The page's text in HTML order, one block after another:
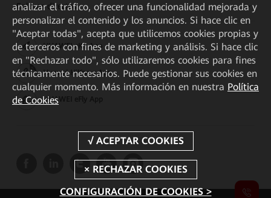
Enlaces directos
HUAWEI eKit App
Huawei HiKnow App
HUAWEI eFly App
analizar el tráfico, ofrecer una funcionalidad mejorada y
personalizar el contenido y los anuncios. Si hace clic en
"Aceptar todas", acepta que utilicemos cookies propias y
de terceros con fines de marketing y análisis. Si hace clic
en "Rechazar todo", sólo utilizaremos cookies para fines
técnicamente necesarios. Puede gestionar sus cookies en
cualquier momento. Más información en nuestra Política
de Cookies
CONFIGURACIÓN DE COOKIES >